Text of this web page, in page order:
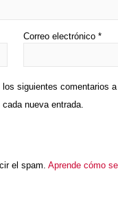
Correo electrónico *
siguientes comentarios
nueva entrada.
el spam. Aprende cómo